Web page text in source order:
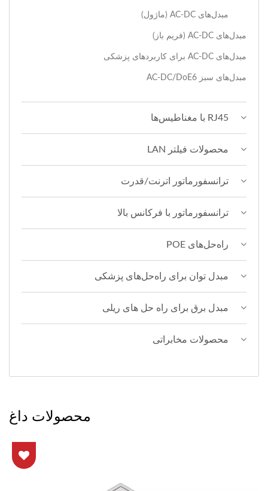
مبدل‌های AC-DC (ماژول)
مبدل‌های AC-DC (فریم باز)
مبدل‌های AC-DC برای کاربردهای پزشکی
مبدل‌های سبز AC-DC/DoE6
RJ45 با مغناطیس‌ها
محصولات فیلتر LAN
ترانسفورماتور اترنت/قدرت
ترانسفورماتور با فرکانس بالا
راه‌حل‌های POE
مبدل توان برای راه‌حل‌های پزشکی
مبدل برق برای راه حل های ریلی
محصولات مخابراتی
محصولات داغ